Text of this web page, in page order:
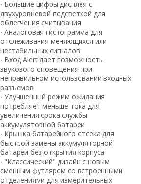
∙ Большие цифры дисплея с
двухуровневой подсветкой для
облегчения считывания
∙ Аналоговая гистограмма для
отслеживания меняющихся или
нестабильных сигналов
∙ Вход Alert дает возможность
звукового оповещения при
неправильном использовании входных
разъемов
∙ Улучшенный режим ожидания
потребляет меньше тока для
увеличения срока службы
аккумуляторной батареи
∙ Крышка батарейного отсека для
быстрой замены аккумуляторной
батареи без открытия корпуса
∙ "Классический" дизайн с новым
сменным футляром со встроенными
отделениями для измерительных